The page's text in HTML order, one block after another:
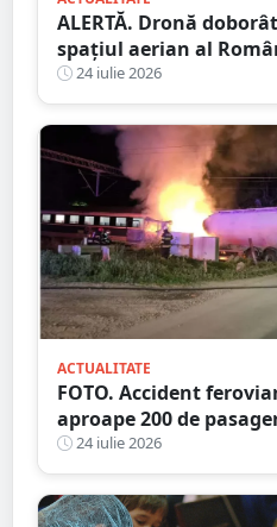
ALERTĂ. Dronă
spațiul aerian al
județului Buzău
24 iulie 2026
ACTUALITATE
FOTO. Accident
aproape 200 de
autocisternă, care a
24 iulie 2026